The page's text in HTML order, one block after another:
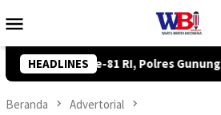
ke
Mobile
HEADLINES
Jalan Sehat hingga Lomba
Beranda Advertorial